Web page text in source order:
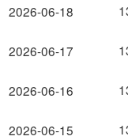
2026-06-18
2026-06-17
2026-06-16
2026-06-15